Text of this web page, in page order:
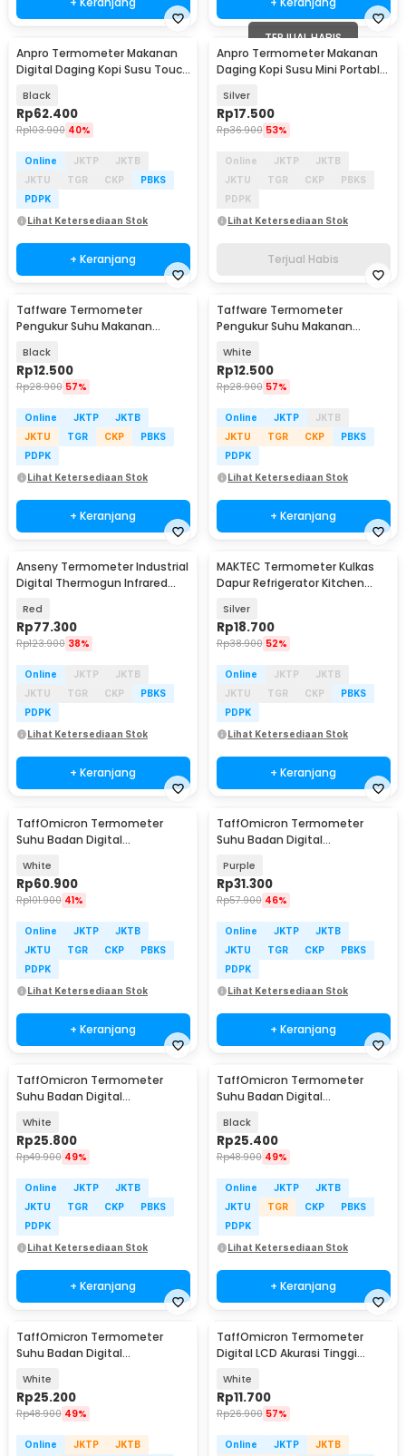
Anpro Termometer Makanan
Digital Daging Kopi Susu Touch
Black
Rp62.400
Rp103.900 40%
Online JKTP
JKTB
JKTU
TGR CKP
PBKS
PDPK
Lihat Ketersediaan Stok
+ Keranjang
TERJUAL HABIS
Anpro Termometer Makanan
Daging Kopi Susu Mini Portable
Silver
Rp17.500
Rp36.900 53%
Online JKTP
JKTB
JKTU
TGR CKP
PBKS
PDPK
Lihat Ketersediaan Stok
Terjual Habis
Taffware Termometer
Pengukur Suhu Makanan
TP101
Black
Rp12.500
Rp28.900 57%
Online JKTP
JKTB
JKTU
TGR CKP
PBKS
PDPK
Lihat Ketersediaan Stok
+ Keranjang
Taffware Termometer
Pengukur Suhu Makanan
TP101
White
Rp12.500
Rp28.900 57%
Online JKTP
JKTB
JKTU
TGR CKP
PBKS
PDPK
Lihat Ketersediaan Stok
+ Keranjang
Baru
Anseny Termometer Industrial
Digital Thermogun Infrared
Red
Rp77.300
Rp123.900 38%
Online JKTP
JKTB
JKTU
TGR CKP
PBKS
PDPK
Lihat Ketersediaan Stok
+ Keranjang
MAKTEC Termometer Kulkas
Dapur Refrigerator Kitchen
Silver
Rp18.700
Rp38.900 52%
Online JKTP
JKTB
JKTU
TGR CKP
PBKS
PDPK
Lihat Ketersediaan Stok
+ Keranjang
TaffOmicron Termometer
Suhu Badan Digital
F02
White
Rp60.900
Rp101.900 41%
Online JKTP
JKTB
JKTU
TGR CKP
PBKS
PDPK
Lihat Ketersediaan Stok
+ Keranjang
TaffOmicron Termometer
Suhu Badan Digital
AD801
Purple
Rp31.300
Rp57.900 46%
Online JKTP
JKTB
JKTU
TGR CKP
PBKS
PDPK
Lihat Ketersediaan Stok
+ Keranjang
TaffOmicron Termometer
Suhu Badan Digital
- IR-FM01
White
Rp25.800
Rp49.900 49%
Online JKTP
JKTB
JKTU
TGR CKP
PBKS
PDPK
Lihat Ketersediaan Stok
+ Keranjang
TaffOmicron Termometer
Suhu Badan Digital
- IR-FM01
Black
Rp25.400
Rp48.900 49%
Online JKTP
JKTB
JKTU
TGR CKP
PBKS
PDPK
Lihat Ketersediaan Stok
+ Keranjang
TaffOmicron Termometer
Suhu Badan Digital
FTW01
White
Rp25.200
Rp48.900 49%
Online JKTP
JKTB
TaffOmicron Termometer
Digital LCD Akurasi Tinggi
White
Rp11.700
Rp26.900 57%
Online JKTP
JKTB